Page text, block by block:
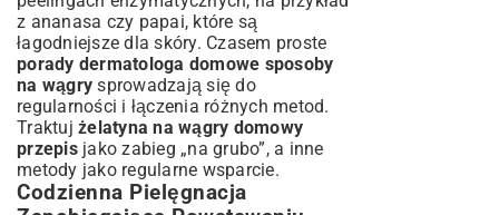
z ananasa czy papai, które są
łagodniejsze dla skóry. Czasem proste
porady dermatologa domowe sposoby
na wągry sprowadzają się do
regularności i łączenia różnych metod.
Traktuj żelatyna na wągry domowy
przepisjako zabieg „na grubo”, a inne
metody jako regularne wsparcie.
Codzienna Pielęgnacja